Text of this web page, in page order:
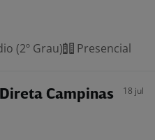
(2º Grau) Presencial
Campinas 18 jul